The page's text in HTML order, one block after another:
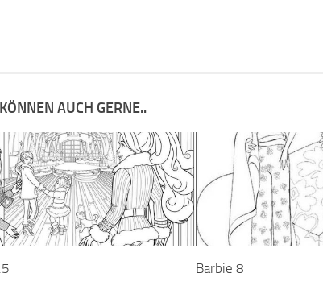
AUCH GERNE..
Barbie 8